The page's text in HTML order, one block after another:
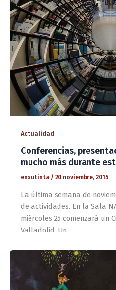
Actualidad
Conferencias,
mucho más durante
ensutinta / 20 noviembre, 2015
La última semana de
de actividades. En la Sala
miércoles 25 comenzará un
Valladolid. Un